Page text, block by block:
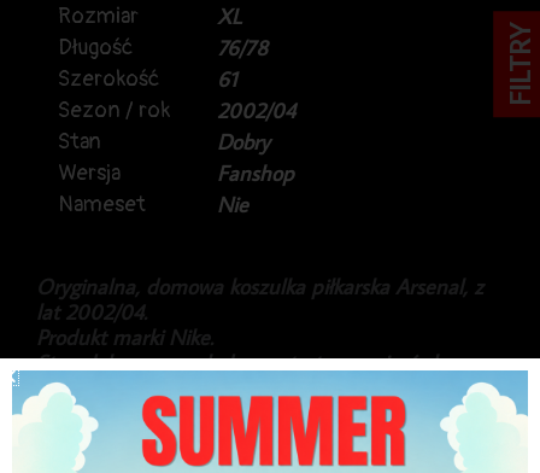
Rozmiar
XL
Długość
76/78
Szerokość
61
Sezon / rok
2002/04
Stan
Dobry
Wersja
Fanshop
Nameset
Nie
Oryginalna, domowa koszulka piłkarska Arsenal, z
lat 2002/04.
Produkt marki Nike.
Stan dobry, ze względu na startą rozmiarówkę, oraz
dwie małe plamki na przodzie.
FILTRY